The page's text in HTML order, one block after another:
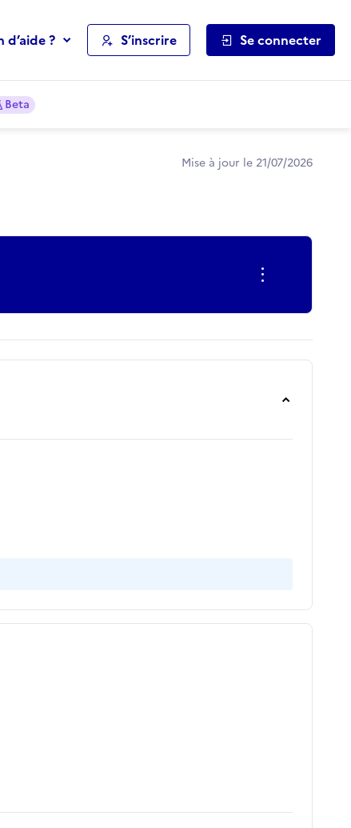
d’aide ? S’inscrire Se connecter
Beta
Mise à jour le 21/07/2026